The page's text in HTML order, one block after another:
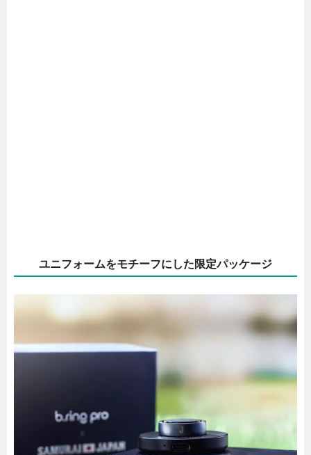
ユニフォームをモチーフにした限定パッケージ